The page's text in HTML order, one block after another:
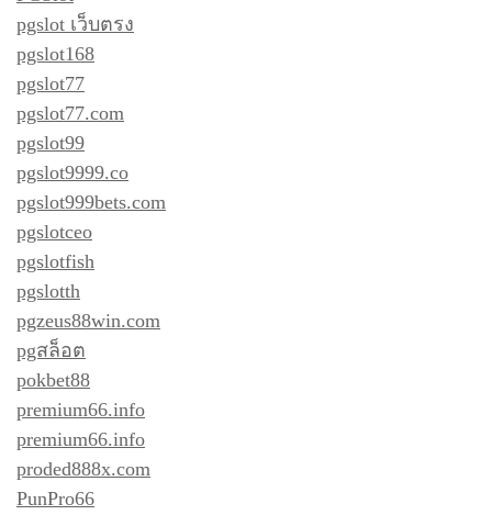
pgslot เว็บตรง
pgslot168
pgslot77
pgslot77.com
pgslot99
pgslot9999.co
pgslot999bets.com
pgslotceo
pgslotfish
pgslotth
pgzeus88win.com
pgสล็อต
pokbet88
premium66.info
premium66.info
proded888x.com
PunPro66